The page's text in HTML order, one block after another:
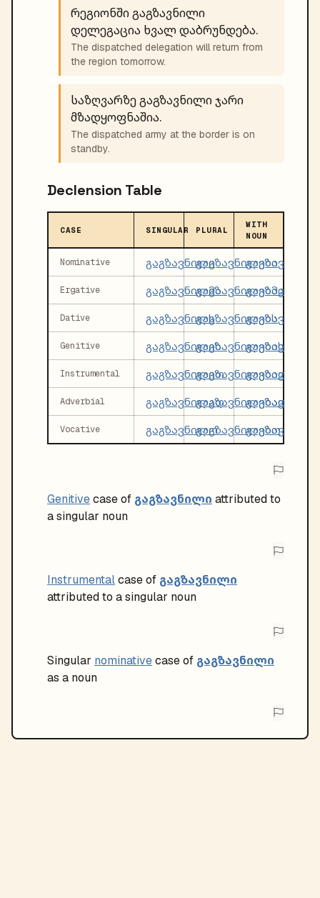
რეგიონში გაგზავნილი
დელეგაცია ხვალ დაბრუნდება.
The dispatched delegation will return from
the region tomorrow.
საზღვარზე გაგზავნილი ჯარი
მზადყოფნაშია.
The dispatched army at the border is on
standby.
Declension Table
CASE SINGULAR PLURAL
WITH
NOUN
Nominative გაგზავნილიგაგზავნილებიგაგზავნილი
Ergative გაგზავნილმაგაგზავნილებმა
Dative გაგზავნილსგაგზავნილებს
გაგზავნილ
Genitive გაგზავნილისგაგზავნილების
გაგზავნილი
Instrumental გაგზავნილითგაგზავნილებით
გაგზავნილი
Adverbial გაგზავნილადგაგზავნილებად
გაგზავნილ
Vocative გაგზავნილოგაგზავნილებო
გაგზავნილო
Genitivecase of გაგზავნილი attributed to
a singular noun
Instrumentalcase of გაგზავნილი
attributed to a singular noun
Singular nominativecase of გაგზავნილი
as a noun